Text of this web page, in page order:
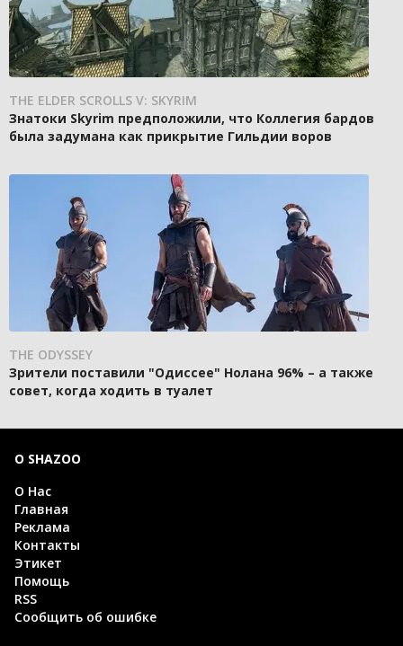
THE ELDER SCROLLS V: SKYRIM
Знатоки Skyrim предположили, что Коллегия бардов
была задумана как прикрытие Гильдии воров
THE ODYSSEY
Зрители поставили "Одиссее" Нолана 96% – а также
совет, когда ходить в туалет
О SHAZOO
О Нас
Главная
Реклама
Контакты
Этикет
Помощь
RSS
Сообщить об ошибке